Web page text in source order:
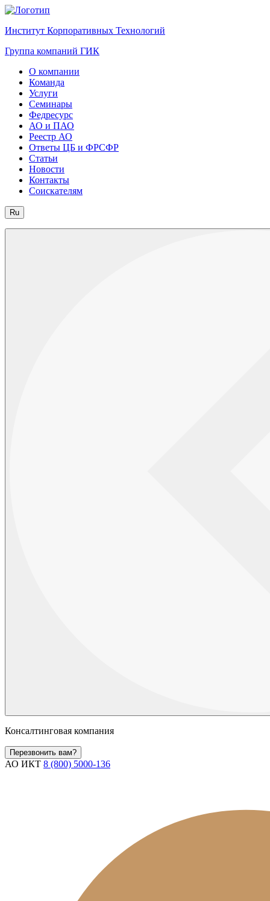
Институт Корпоративных Технологий
Группа компаний ГИК
О компании
Команда
Услуги
Семинары
Федресурс
АО и ПАО
Реестр АО
Ответы ЦБ и ФРСФР
Статьи
Новости
Контакты
Соискателям
Ru
Консалтинговая компания
Перезвонить вам?
АО ИКТ 8 (800) 5000-136